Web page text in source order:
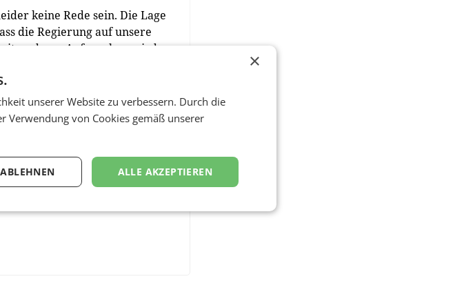
keine Rede sein. Die Lage
die Regierung auf unsere
denn: Aufgegeben wird
×
unserer Website zu verbessern. Durch die
Verwendung von Cookies gemäß unserer
ALLE AKZEPTIEREN